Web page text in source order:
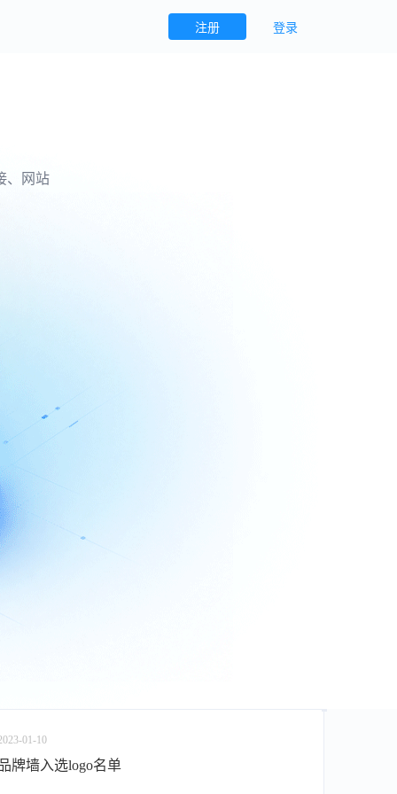
注册 登录
、网站
01-10
牌墙入选logo名单